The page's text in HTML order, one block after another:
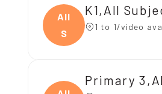
All
S
K1,All
1 to 1/video
Primary